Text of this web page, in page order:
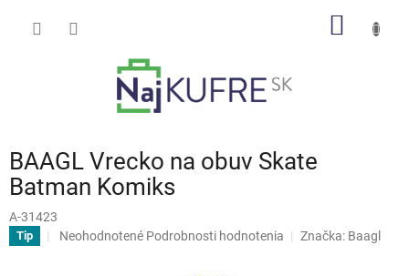
BAAGL Vrecko na obuv Skate
Batman Komiks
A-31423
Tip
Priemerné
Neohodnotené Podrobnosti hodnotenia Značka: Baagl